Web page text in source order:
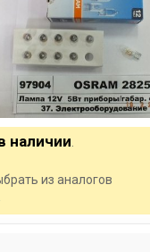
наличии
из аналогов